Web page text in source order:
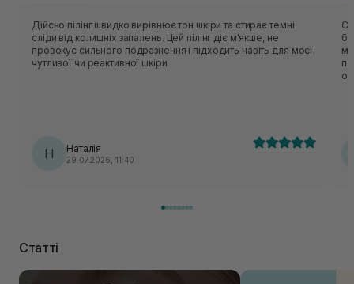
Дійсно пілінг швидко вирівнює тон шкіри та стирає темні
сліди від колишніх запалень. Цей пілінг діє м'якше, не
провокує сильного подразнення і підходить навіть для моєї
чутливої чи реактивної шкіри
Н Наталія
29.07.2026, 11:40
Статті